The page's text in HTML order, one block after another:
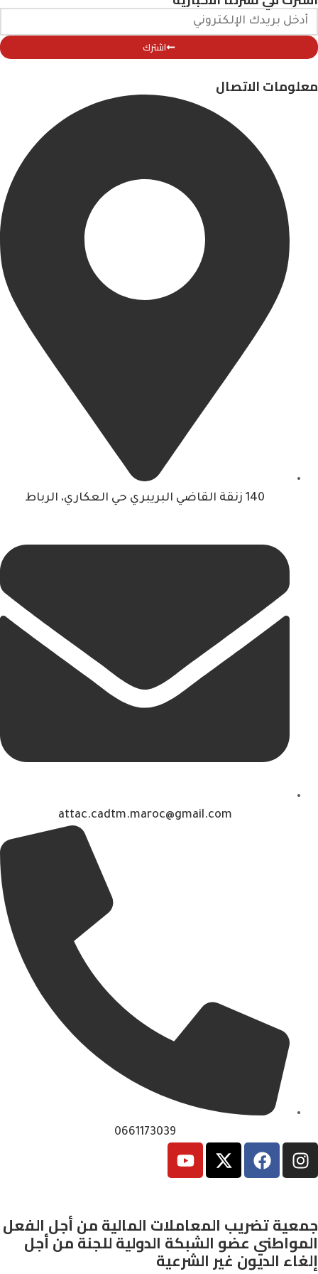
اشترك
معلومات الاتصال
140 زنقة القاضي البريبري حي العكاري، الرباط
attac.cadtm.maroc@gmail.com
0661173039
جمعية تضريب المعاملات المالية من أجل الفعل
المواطني عضو الشبكة الدولية للجنة من أجل
إلغاء الديون غير الشرعية